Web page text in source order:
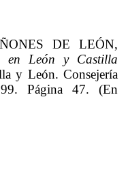
DE LEÓN,
en León y Castilla
y León. Consejería
Página 47. (En